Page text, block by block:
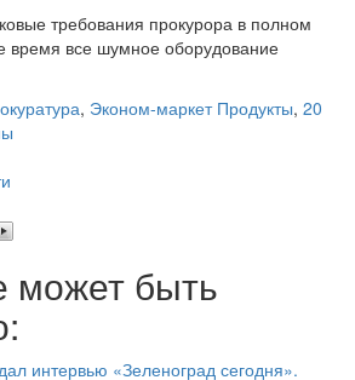
требования прокурора в полном
все шумное оборудование
, Эконом-маркет Продукты, 20
может быть
интервью «Зеленоград сегодня».